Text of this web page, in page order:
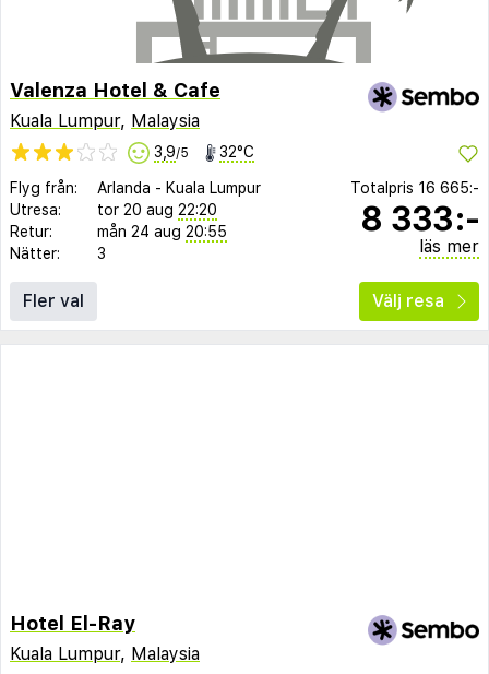
Valenza Hotel & Cafe
Kuala Lumpur, Malaysia
3,9/5 32°C
Flyg från: Arlanda - Kuala Lumpur
Utresa:
tor 20 aug 22:20
Retur:
mån 24 aug 20:55
Nätter:
3
Totalpris 16 665:-
8 333:-
läs mer
Fler val Välj resa
Hotel El-Ray
Kuala Lumpur, Malaysia